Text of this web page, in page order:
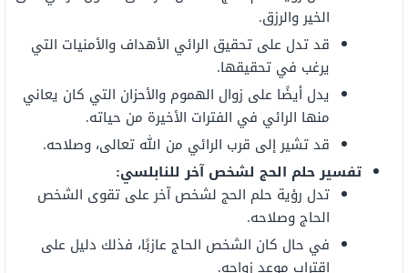
الخير والرزق.
قد تدل على تحقيق الرائي الأهداف والأمنيات التي
يرغب في تحقيقها.
يدل أيضًا على زوال الهموم والأحزان التي كان يعاني
منها الرائي في الفترات الأخيرة من حياته.
قد تشير إلى قرب الرائي من الله تعالى، وصلاحه.
تفسير حلم الحج لشخص آخر للنابلسي:
تدل رؤية حلم الحج لشخص آخر على تقوى الشخص
الحاج وصلاحه.
في حال كان الشخص الحاج عازبًا، فذلك دليل على
اقتراب موعد زواجه.